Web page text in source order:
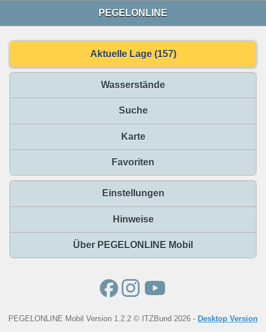
PEGELONLINE
Aktuelle Lage (157)
Wasserstände
Suche
Karte
Favoriten
Einstellungen
Hinweise
Über PEGELONLINE Mobil
PEGELONLINE Mobil Version 1.2.2 © ITZBund 2026 - Desktop Version